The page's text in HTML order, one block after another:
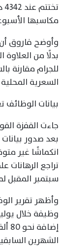
مكاسبها
وأوضح فاروق
للجرام مقارنة
السعرية
بيانات
جاءت القفزة
بعد صدور
انكماشًا غير
تراجع الرهانات
سبتمبر المقبل
وظيفة خلال
الشهرين